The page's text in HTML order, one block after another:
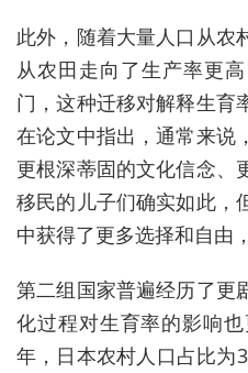
此外，随着大量人口从农
从农田走向了生产率更
门，这种迁移对解释生育
在论文中指出，通常来说
更根深蒂固的文化信念、
移民的儿子们确实如此，
中获得了更多选择和自由
第二组国家普遍经历了更
化过程对生育率的影响
年，日本农村人口占比为